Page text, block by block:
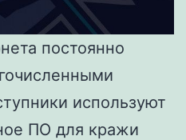
постоянно
используют
ПО для кражи